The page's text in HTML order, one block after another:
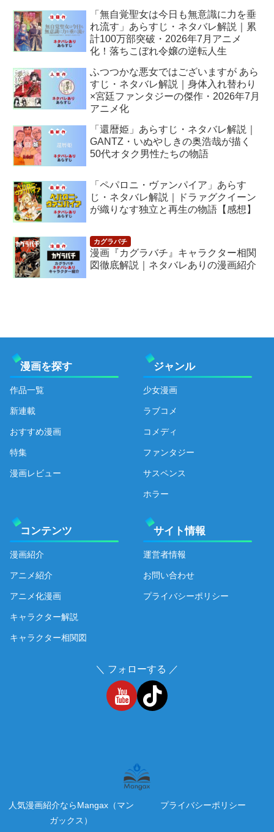
「無自覚聖女は今日も無意識に力を垂
れ流す」あらすじ・ネタバレ解説｜累
計100万部突破・2026年7月アニメ
化！落ちこぼれ令嬢の逆転人生
ふつつかな悪女ではございますが あら
すじ・ネタバレ解説｜身体入れ替わり
×宮廷ファンタジーの傑作・2026年7月
アニメ化
「還暦姫」あらすじ・ネタバレ解説｜
GANTZ・いぬやしきの奥浩哉が描く
50代オタク男性たちの物語
「ペパロニ・ヴァンパイア」あらす
じ・ネタバレ解説｜ドラァグクイーン
が織りなす独立と再生の物語【感想】
漫画『カグラバチ』キャラクター相関
図徹底解説｜ネタバレありの漫画紹介
漫画を探す
作品一覧
新連載
おすすめ漫画
特集
漫画レビュー
ジャンル
少女漫画
ラブコメ
コメディ
ファンタジー
サスペンス
ホラー
コンテンツ
漫画紹介
アニメ紹介
アニメ化漫画
キャラクター解説
キャラクター相関図
サイト情報
運営者情報
お問い合わせ
プライバシーポリシー
＼ フォローする ／
人気漫画紹介ならMangax（マン
ガックス）
プライバシーポリシー